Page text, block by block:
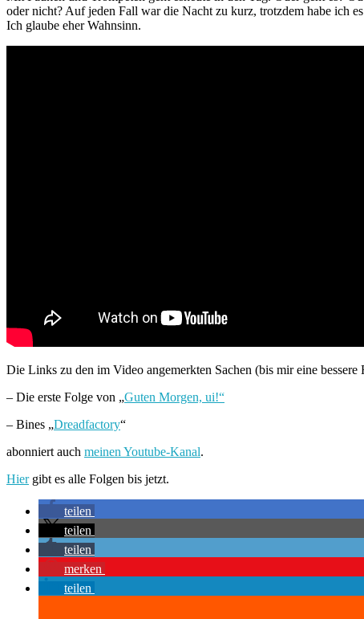
oder nicht? Auf jeden Fall war die Nacht zu kurz, trotzdem habe ich
Ich glaube eher Wahnsinn.
Die Links zu den im Video angemerkten Sachen (bis mir eine
– Die erste Folge von „Guten Morgen, ui!“
– Bines „Dreadfactory“
abonniert auch meinen Youtube-Kanal.
Hiergibt es alle Folgen bis jetzt.
teilen
teilen
teilen
merken
teilen